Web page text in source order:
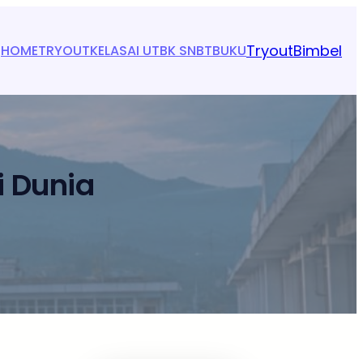
HOMETRYOUTKELASAI UTBK SNBTBUKUTryoutBimbel
Dunia